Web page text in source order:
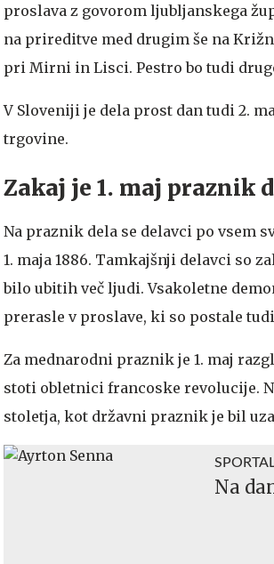
proslava z govorom ljubljanskega
na prireditve med drugim še na
pri Mirni in Lisci. Pestro bo tudi
V Sloveniji je dela prost dan tudi 2.
trgovine.
Zakaj je 1. maj praznik
Na praznik dela se delavci po vsem
1. maja 1886. Tamkajšnji delavci so
bilo ubitih več ljudi. Vsakoletne
prerasle v proslave, ki so postale
Za mednarodni praznik je 1. maj
stoti obletnici francoske revolucije.
stoletja, kot državni praznik je bil
Na